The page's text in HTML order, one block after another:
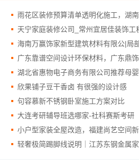
天宁家庭装修公司_常州宜居佳装饰工
欣果铺子豆干香卤 有很强的设计感
句容慕新不锈钢卧室施工方案对比
大连考研辅导班选哪家-社科赛斯考研
轻奢极简踢脚线说明｜江苏东钢金属